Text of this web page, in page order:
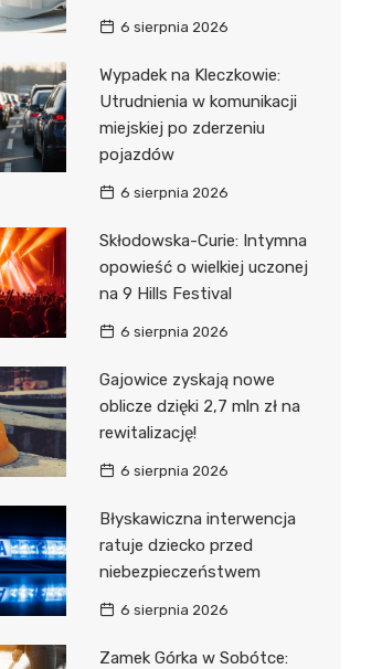
6 sierpnia 2026
Wypadek na Kleczkowie:
Utrudnienia w komunikacji
miejskiej po zderzeniu
pojazdów
6 sierpnia 2026
Skłodowska-Curie: Intymna
opowieść o wielkiej uczonej
na 9 Hills Festival
6 sierpnia 2026
Gajowice zyskają nowe
oblicze dzięki 2,7 mln zł na
rewitalizację!
6 sierpnia 2026
Błyskawiczna interwencja
ratuje dziecko przed
niebezpieczeństwem
6 sierpnia 2026
Zamek Górka w Sobótce: